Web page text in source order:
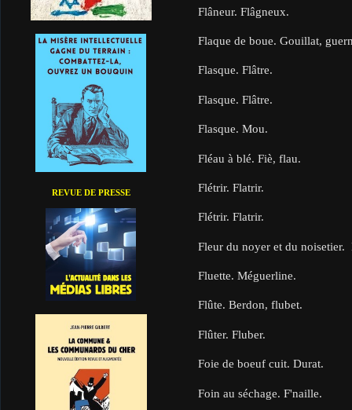
REVUE DE PRESSE
Flâneur. Flâgneux.
Flaque de boue. Gouillat,
Flasque. Flâtre.
Flasque. Flâtre.
Flasque. Mou.
Fléau à blé. Fiè, flau.
Flétrir. Flatrir.
Flétrir. Flatrir.
Fleur du noyer et du noisetier.
Fluette. Méguerline.
Flûte. Berdon, flubet.
Flûter. Fluber.
Foie de boeuf cuit. Durat.
Foin au séchage. F'naille.